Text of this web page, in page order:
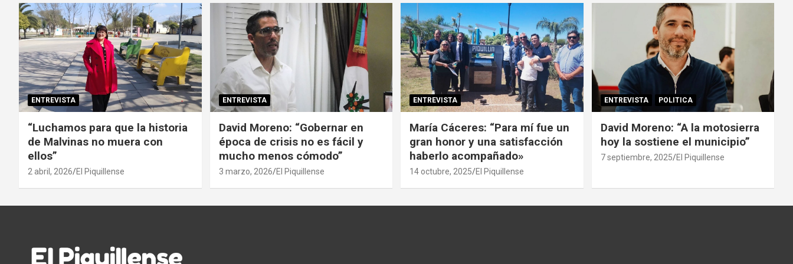
ENTREVISTA
“Luchamos para que la historia
de Malvinas no muera con
ellos”
2 abril, 2026 El Piquillense
ENTREVISTA
David Moreno: “Gobernar en
época de crisis no es fácil y
mucho menos cómodo”
3 marzo, 2026 El Piquillense
ENTREVISTA
María Cáceres: “Para mí fue un
gran honor y una satisfacción
haberlo acompañado»
14 octubre, 2025 El Piquillense
ENTREVISTA POLITICA
David Moreno: “A la motosierra
hoy la sostiene el municipio”
7 septiembre, 2025 El Piquillense